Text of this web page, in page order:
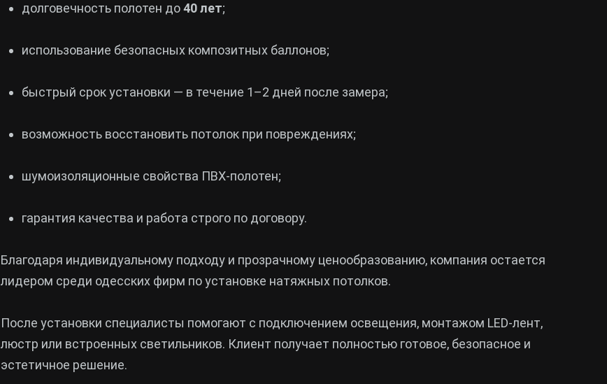
долговечность полотен до40 лет;
использование безопасных композитных баллонов;
быстрый срок установки — в течение 1–2 дней после замера;
возможность восстановить потолок при повреждениях;
шумоизоляционные свойства ПВХ-полотен;
гарантия качества и работа строго по договору.
Благодаря индивидуальному подходу и прозрачному ценообразованию, компания остается
лидером среди одесских фирм по установке натяжных потолков.
После установки специалисты помогают с подключением освещения, монтажом LED-лент,
люстр или встроенных светильников. Клиент получает полностью готовое, безопасное и
эстетичное решение.